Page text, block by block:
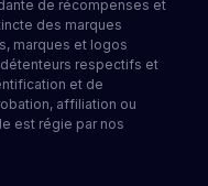
de récompenses et
des marques
marques et logos
respectifs et
et de
affiliation ou
est régie par nos